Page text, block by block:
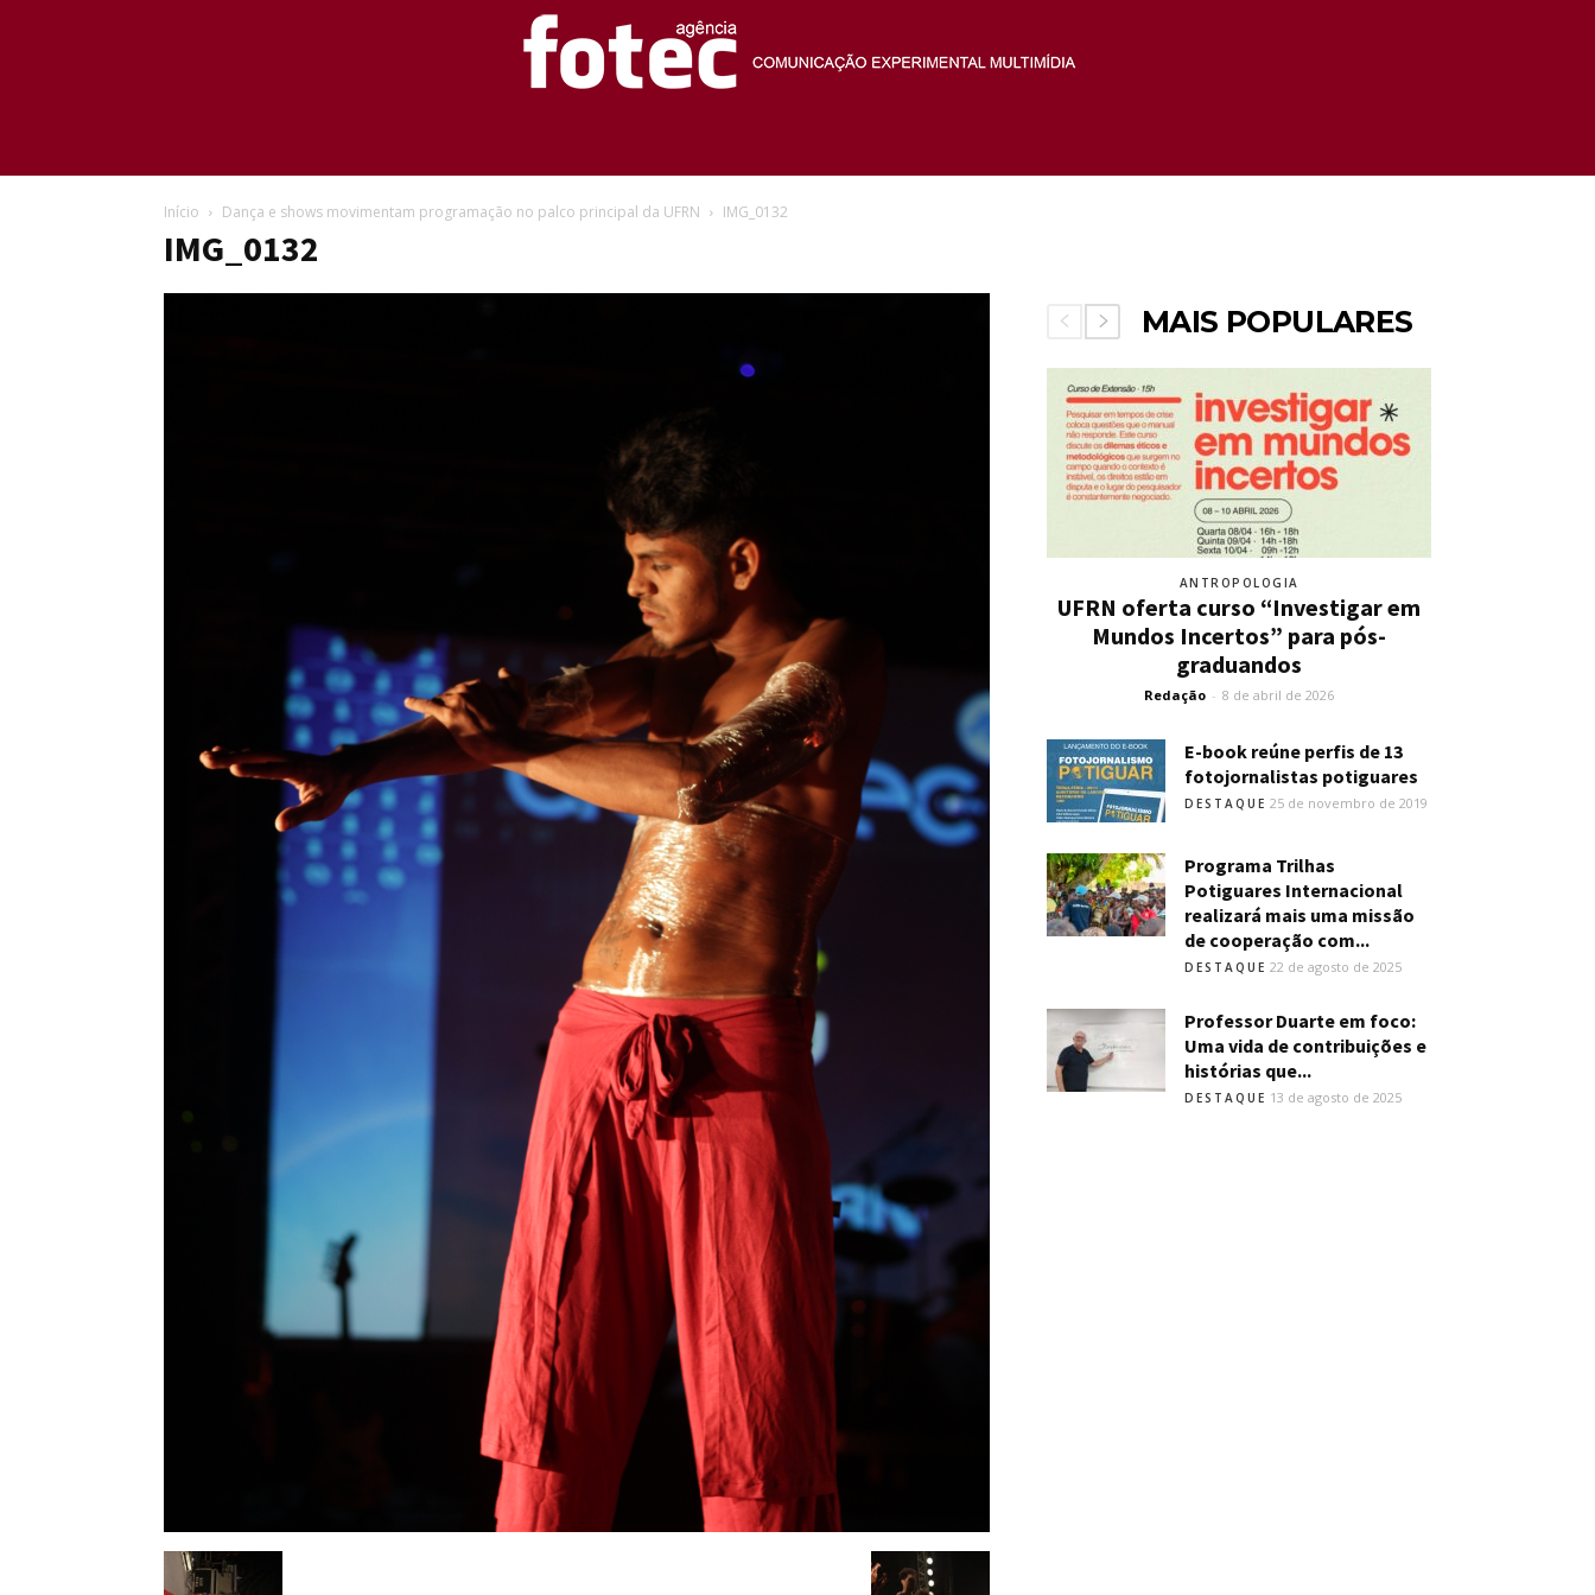
Início Dança e shows movimentam programação no palco principal da UFRN IMG_0132
IMG_0132
MAIS POPULARES
ANTROPOLOGIA
UFRN oferta curso “Investigar em
Mundos Incertos” para pós-
graduandos
Redação - 8 de abril de 2026
E-book reúne perfis de 13
fotojornalistas potiguares
DESTAQUE 25 de novembro de 2019
Programa Trilhas
Potiguares Internacional
realizará mais uma missão
de cooperação com...
DESTAQUE 22 de agosto de 2025
Professor Duarte em foco:
Uma vida de contribuições e
histórias que...
DESTAQUE 13 de agosto de 2025